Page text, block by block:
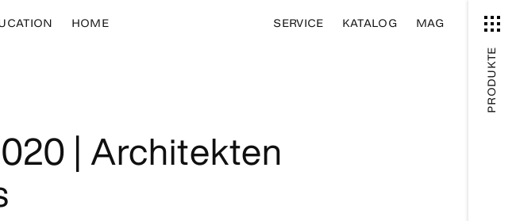
HOME SERVICE KATALOG MAG
| Architekten
PRODUKTE